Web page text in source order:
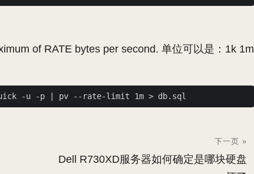
of RATE bytes per second. 单位可以是：1k 1m
-u -p
下一页 »
Dell R730XD服务器如何确定是哪块硬盘